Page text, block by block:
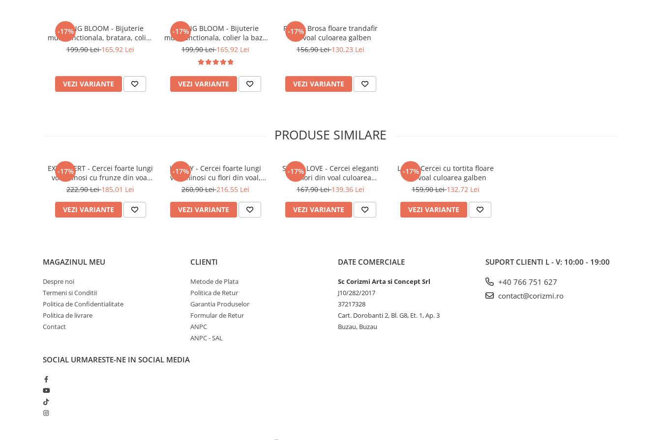
-17%
SPRING BLOOM - Bijuterie
multifunctionala, bratara, colier
la baza gatului sau lung, flori
199,90 Lei165,92 Lei
VEZI VARIANTE
-17%
SPRING BLOOM - Bijuterie
multifunctionala, colier la baza
gatului sau lung, bratara, flori
199,90 Lei165,92 Lei
VEZI VARIANTE
-17%
ROSE - Brosa floare trandafir
din voal culoarea galben
156,90 Lei130,23 Lei
VEZI VARIANTE
PRODUSE SIMILARE
-17%
EXTROVERT - Cercei foarte lungi
voluminosi cu frunze din voal
culoarea galben
222,90 Lei185,01 Lei
VEZI VARIANTE
-17%
LOVELY - Cercei foarte lungi
voluminosi cu flori din voal,
culoarea galben, perle argintii
260,90 Lei216,55 Lei
VEZI VARIANTE
-17%
SWEET LOVE - Cercei eleganti
cu flori din voal culoarea
galben, perle si cristale, otel
167,90 Lei139,36 Lei
VEZI VARIANTE
-17%
LOVE - Cercei cu tortita floare
din voal culoarea galben
159,90 Lei132,72 Lei
VEZI VARIANTE
MAGAZINUL MEU
Despre noi
Termeni si Conditii
Politica de Confidentialitate
Politica de livrare
Contact
CLIENTI
Metode de Plata
Politica de Retur
Garantia Produselor
Formular de Retur
ANPC
ANPC - SAL
DATE COMERCIALE
Sc Corizmi Arta si Concept Srl
J10/282/2017
37217328
Cart. Dorobanti 2, Bl. G8, Et. 1, Ap. 3
Buzau, Buzau
SUPORT CLIENTI L - V: 10:00 - 19:00
+40 766 751 627
contact@corizmi.ro
SOCIAL URMARESTE-NE IN SOCIAL MEDIA